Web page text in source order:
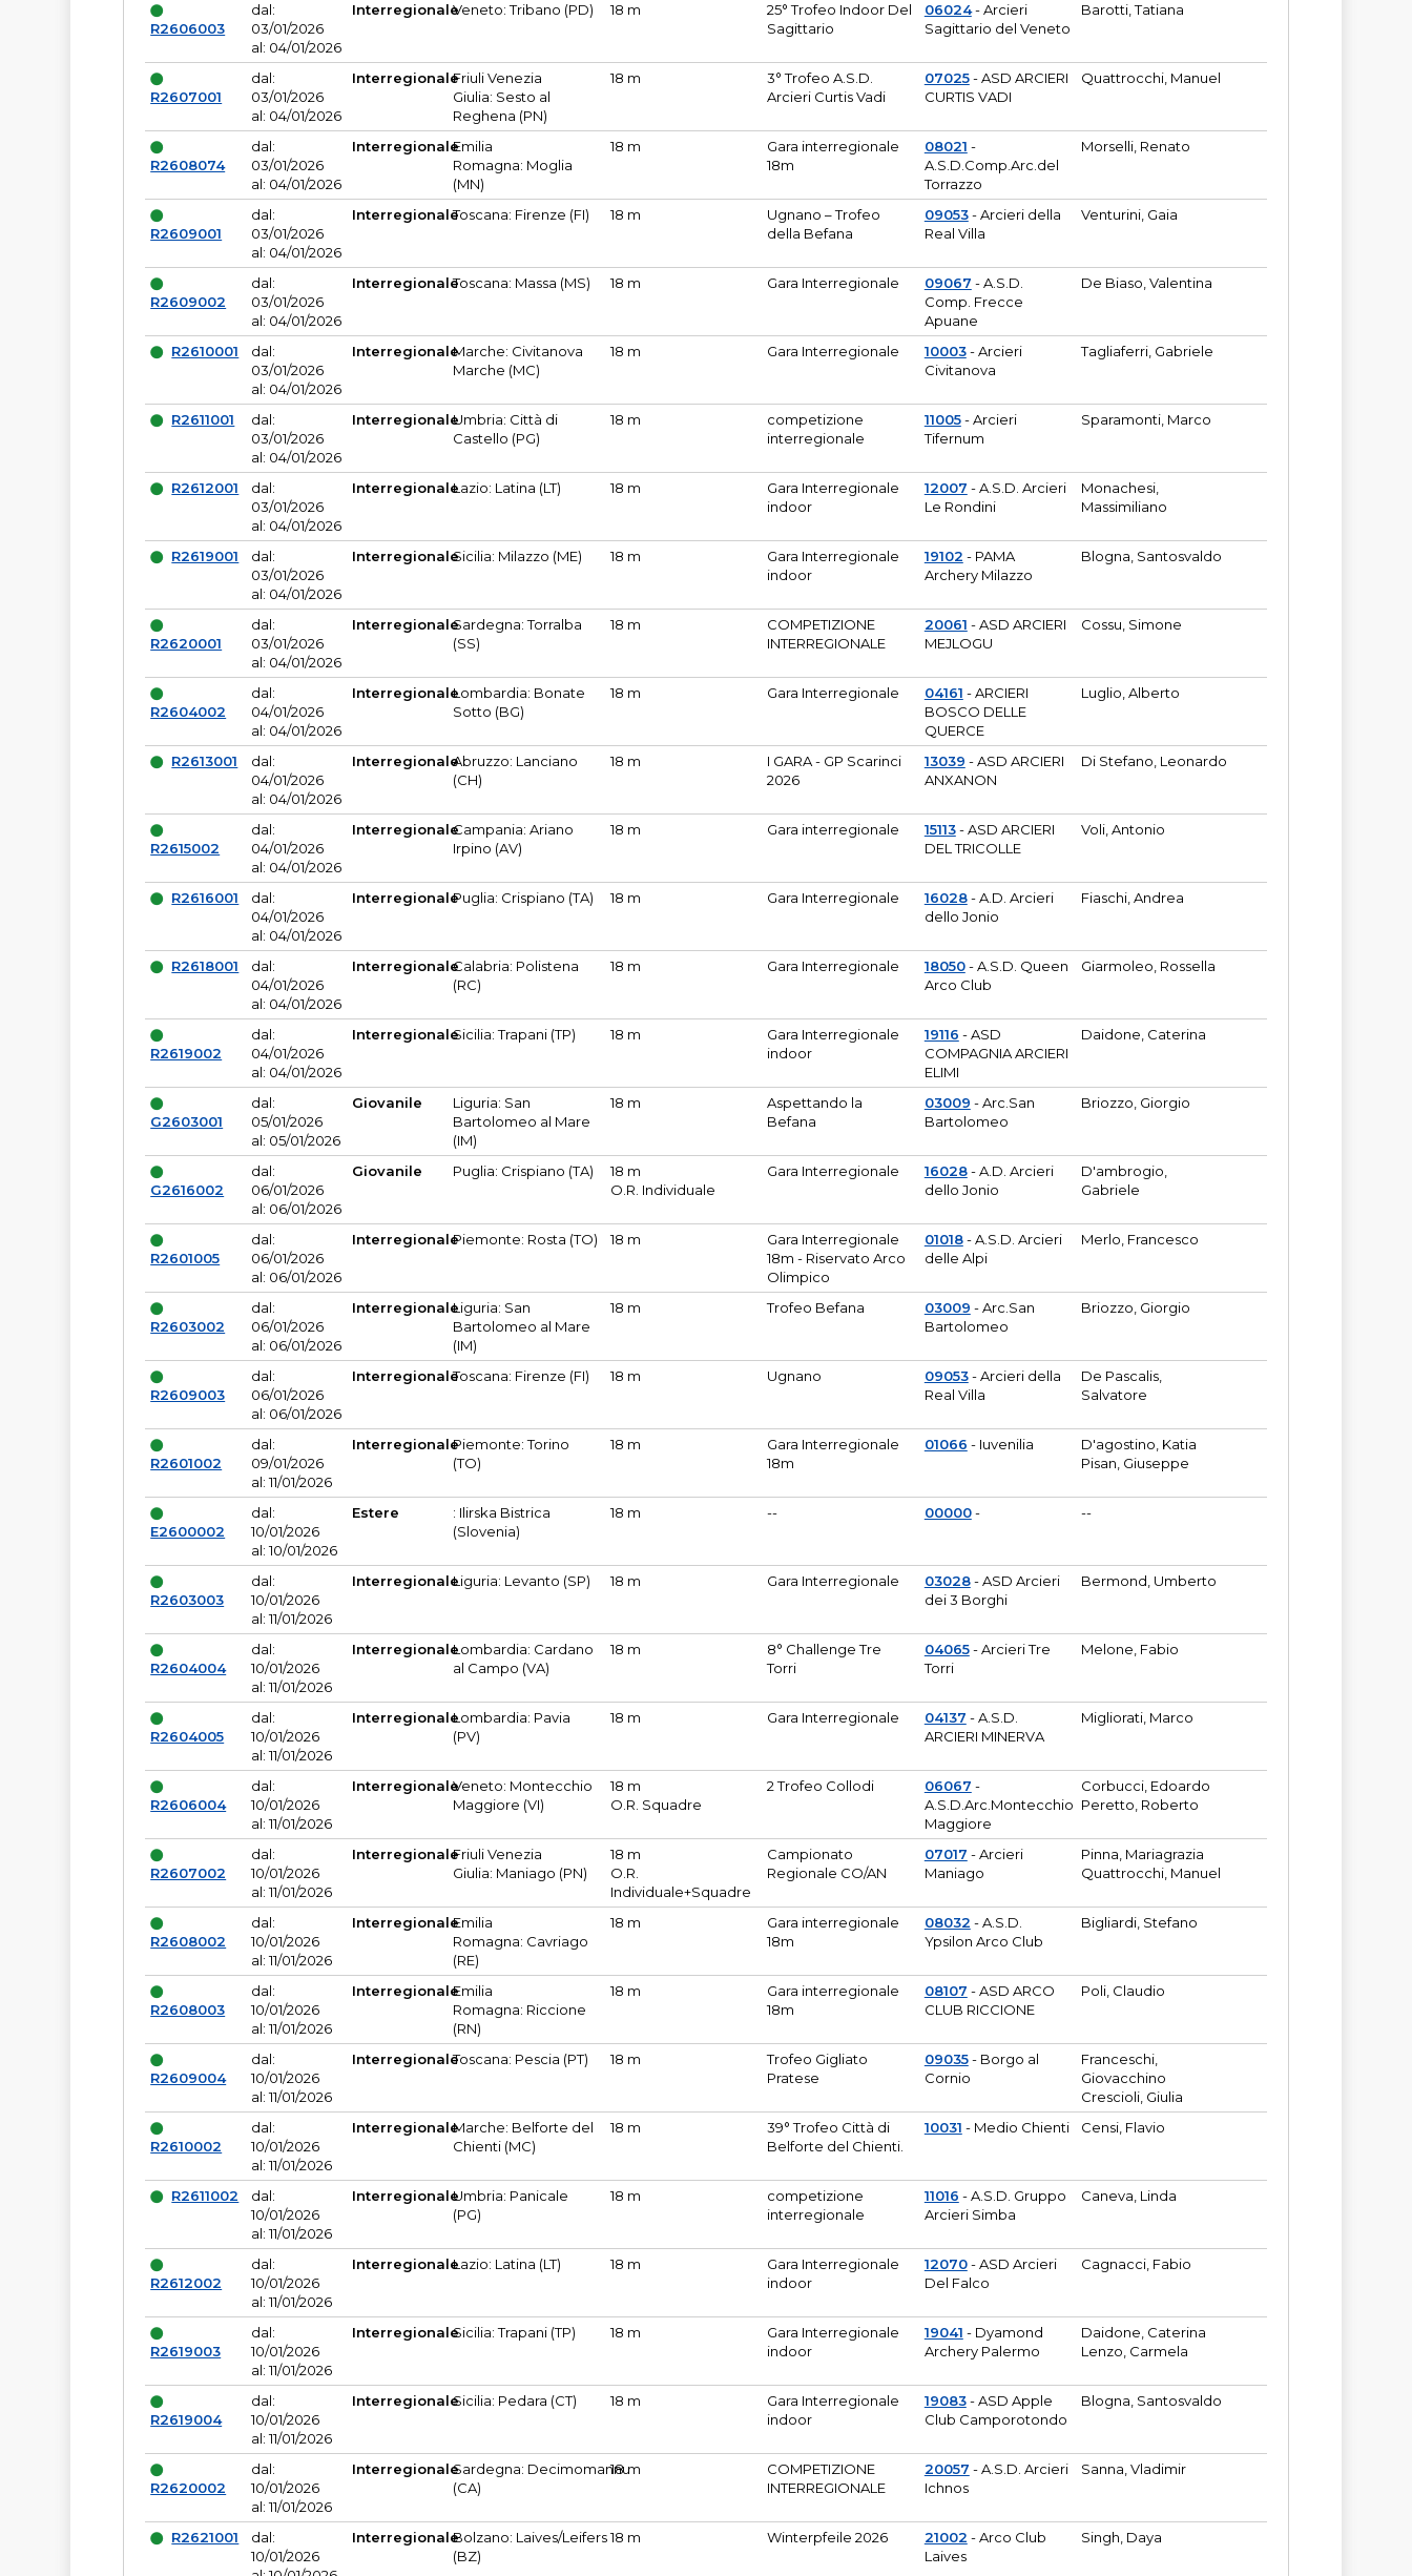
R2606003
dal:
03/01/2026
al: 04/01/2026
InterregionaleVeneto: Tribano (PD) 18 m
25° Trofeo Indoor Del
Sagittario
06024- Arcieri
Sagittario del Veneto
Barotti, Tatiana
R2607001
dal:
03/01/2026
al: 04/01/2026
InterregionaleFriuli Venezia
Giulia: Sesto al
Reghena (PN)
18 m
3° Trofeo A.S.D.
Arcieri Curtis Vadi
07025- ASD ARCIERI
CURTIS VADI
Quattrocchi, Manuel
R2608074
dal:
03/01/2026
al: 04/01/2026
InterregionaleEmilia
Romagna: Moglia
(MN)
18 m
Gara interregionale
18m
08021 -
A.S.D.Comp.Arc.del
Torrazzo
Morselli, Renato
R2609001
dal:
03/01/2026
al: 04/01/2026
InterregionaleToscana: Firenze (FI) 18 m
Ugnano – Trofeo
della Befana
09053- Arcieri della
Real Villa
Venturini, Gaia
R2609002
dal:
03/01/2026
al: 04/01/2026
InterregionaleToscana: Massa (MS) 18 m Gara Interregionale 09067 - A.S.D.
Comp. Frecce
Apuane
De Biaso, Valentina
R2610001
dal:
03/01/2026
al: 04/01/2026
InterregionaleMarche: Civitanova
Marche (MC)
18 m Gara Interregionale 10003- Arcieri
Civitanova
Tagliaferri, Gabriele
R2611001
dal:
03/01/2026
al: 04/01/2026
InterregionaleUmbria: Città di
Castello (PG)
18 m
competizione
interregionale
11005- Arcieri
Tifernum
Sparamonti, Marco
R2612001
dal:
03/01/2026
al: 04/01/2026
InterregionaleLazio: Latina (LT) 18 m
Gara Interregionale
indoor
12007 - A.S.D. Arcieri
Le Rondini
Monachesi,
Massimiliano
R2619001
dal:
03/01/2026
al: 04/01/2026
InterregionaleSicilia: Milazzo (ME) 18 m
Gara Interregionale
indoor
19102 - PAMA
Archery Milazzo
Blogna, Santosvaldo
R2620001
dal:
03/01/2026
al: 04/01/2026
InterregionaleSardegna: Torralba
(SS)
18 m
COMPETIZIONE
INTERREGIONALE
20061 - ASD ARCIERI
MEJLOGU
Cossu, Simone
R2604002
dal:
04/01/2026
al: 04/01/2026
InterregionaleLombardia: Bonate
Sotto (BG)
18 m Gara Interregionale 04161 - ARCIERI
BOSCO DELLE
QUERCE
Luglio, Alberto
R2613001
dal:
04/01/2026
al: 04/01/2026
InterregionaleAbruzzo: Lanciano
(CH)
18 m
I GARA - GP Scarinci
2026
13039 - ASD ARCIERI
ANXANON
Di Stefano, Leonardo
R2615002
dal:
04/01/2026
al: 04/01/2026
InterregionaleCampania: Ariano
Irpino (AV)
18 m Gara interregionale 15113- ASD ARCIERI
DEL TRICOLLE
Voli, Antonio
R2616001
dal:
04/01/2026
al: 04/01/2026
InterregionalePuglia: Crispiano (TA) 18 m Gara Interregionale 16028- A.D. Arcieri
dello Jonio
Fiaschi, Andrea
R2618001
dal:
04/01/2026
al: 04/01/2026
InterregionaleCalabria: Polistena
(RC)
18 m Gara Interregionale 18050- A.S.D. Queen
Arco Club
Giarmoleo, Rossella
R2619002
dal:
04/01/2026
al: 04/01/2026
InterregionaleSicilia: Trapani (TP) 18 m
Gara Interregionale
indoor
19116 - ASD
COMPAGNIA ARCIERI
ELIMI
Daidone, Caterina
G2603001
dal:
05/01/2026
al: 05/01/2026
Giovanile
Liguria: San
Bartolomeo al Mare
(IM)
18 m
Aspettando la
Befana
03009 - Arc.San
Bartolomeo
Briozzo, Giorgio
G2616002
dal:
06/01/2026
al: 06/01/2026
Giovanile Puglia: Crispiano (TA)
18 m
O.R. Individuale
Gara Interregionale 16028- A.D. Arcieri
dello Jonio
D'ambrogio,
Gabriele
R2601005
dal:
06/01/2026
al: 06/01/2026
InterregionalePiemonte: Rosta (TO) 18 m
Gara Interregionale
18m - Riservato Arco
Olimpico
01018- A.S.D. Arcieri
delle Alpi
Merlo, Francesco
R2603002
dal:
06/01/2026
al: 06/01/2026
InterregionaleLiguria: San
Bartolomeo al Mare
(IM)
18 m Trofeo Befana 03009 - Arc.San
Bartolomeo
Briozzo, Giorgio
R2609003
dal:
06/01/2026
al: 06/01/2026
InterregionaleToscana: Firenze (FI) 18 m Ugnano 09053- Arcieri della
Real Villa
De Pascalis,
Salvatore
R2601002
dal:
09/01/2026
al: 11/01/2026
InterregionalePiemonte: Torino
(TO)
18 m
Gara Interregionale
18m
01066 - Iuvenilia
D'agostino, Katia
Pisan, Giuseppe
E2600002
dal:
10/01/2026
al: 10/01/2026
Estere
: Ilirska Bistrica
(Slovenia)
18 m -- 00000- --
R2603003
dal:
10/01/2026
al: 11/01/2026
InterregionaleLiguria: Levanto (SP) 18 m Gara Interregionale 03028- ASD Arcieri
dei 3 Borghi
Bermond, Umberto
R2604004
dal:
10/01/2026
al: 11/01/2026
InterregionaleLombardia: Cardano
al Campo (VA)
18 m
8° Challenge Tre
Torri
04065- Arcieri Tre
Torri
Melone, Fabio
R2604005
dal:
10/01/2026
al: 11/01/2026
InterregionaleLombardia: Pavia
(PV)
18 m Gara Interregionale 04137 - A.S.D.
ARCIERI MINERVA
Migliorati, Marco
R2606004
dal:
10/01/2026
al: 11/01/2026
InterregionaleVeneto: Montecchio
Maggiore (VI)
18 m
O.R. Squadre
2 Trofeo Collodi 06067 -
A.S.D.Arc.Montecchio
Maggiore
Corbucci, Edoardo
Peretto, Roberto
R2607002
dal:
10/01/2026
al: 11/01/2026
InterregionaleFriuli Venezia
Giulia: Maniago (PN)
18 m
O.R.
Individuale+Squadre
Campionato
Regionale CO/AN
07017 - Arcieri
Maniago
Pinna, Mariagrazia
Quattrocchi, Manuel
R2608002
dal:
10/01/2026
al: 11/01/2026
InterregionaleEmilia
Romagna: Cavriago
(RE)
18 m
Gara interregionale
18m
08032 - A.S.D.
Ypsilon Arco Club
Bigliardi, Stefano
R2608003
dal:
10/01/2026
al: 11/01/2026
InterregionaleEmilia
Romagna: Riccione
(RN)
18 m
Gara interregionale
18m
08107 - ASD ARCO
CLUB RICCIONE
Poli, Claudio
R2609004
dal:
10/01/2026
al: 11/01/2026
InterregionaleToscana: Pescia (PT) 18 m
Trofeo Gigliato
Pratese
09035- Borgo al
Cornio
Franceschi,
Giovacchino
Crescioli, Giulia
R2610002
dal:
10/01/2026
al: 11/01/2026
InterregionaleMarche: Belforte del
Chienti (MC)
18 m
39° Trofeo Città di
Belforte del Chienti.
10031 - Medio Chienti Censi, Flavio
R2611002
dal:
10/01/2026
al: 11/01/2026
InterregionaleUmbria: Panicale
(PG)
18 m
competizione
interregionale
11016 - A.S.D. Gruppo
Arcieri Simba
Caneva, Linda
R2612002
dal:
10/01/2026
al: 11/01/2026
InterregionaleLazio: Latina (LT) 18 m
Gara Interregionale
indoor
12070- ASD Arcieri
Del Falco
Cagnacci, Fabio
R2619003
dal:
10/01/2026
al: 11/01/2026
InterregionaleSicilia: Trapani (TP) 18 m
Gara Interregionale
indoor
19041 - Dyamond
Archery Palermo
Daidone, Caterina
Lenzo, Carmela
R2619004
dal:
10/01/2026
al: 11/01/2026
InterregionaleSicilia: Pedara (CT) 18 m
Gara Interregionale
indoor
19083- ASD Apple
Club Camporotondo
Blogna, Santosvaldo
R2620002
dal:
10/01/2026
al: 11/01/2026
InterregionaleSardegna: Decimomannu
(CA)
18 m
COMPETIZIONE
INTERREGIONALE
20057 - A.S.D. Arcieri
Ichnos
Sanna, Vladimir
R2621001
dal:
10/01/2026
InterregionaleBolzano: Laives/Leifers
(BZ)
18 m Winterpfeile 2026 21002 - Arco Club
Laives
Singh, Daya